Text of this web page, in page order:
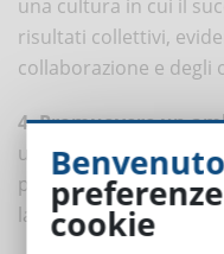
una cultura in cui il
risultati collettivi,
collaborazione e degli
4. Promuovere un
un’atmosfera in cui i
piuttosto che
la mentorship e
cookie